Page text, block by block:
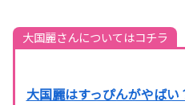
大国麗さんについてはコチラ
大国麗はすっぴんがやば